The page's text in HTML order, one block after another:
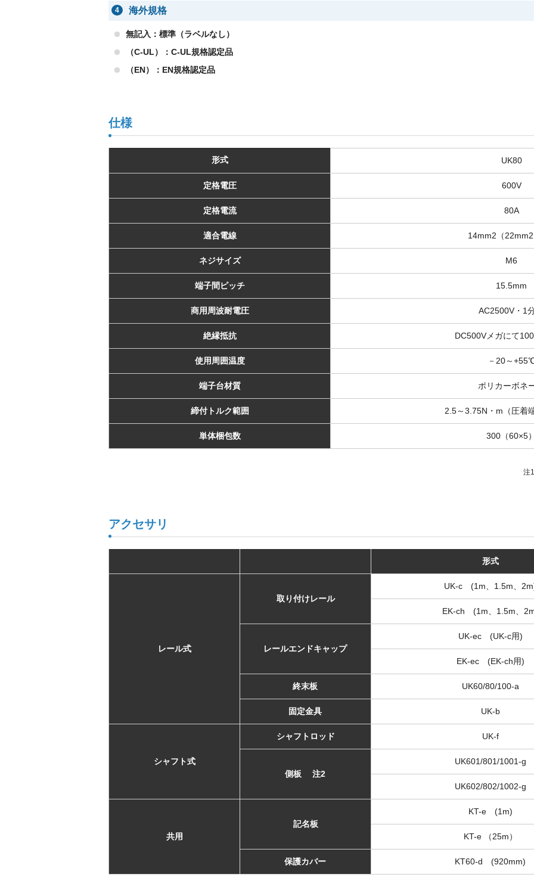
4 海外規格
無記入：標準（ラベルなし）
（C-UL）：C-UL規格認定品
（EN）：EN規格認定品
仕様
形式 UK80
定格電圧 600V
定格電流 80A
適合電線 14mm2（22mm2
ネジサイズ M6
端子間ピッチ 15.5mm
商用周波耐電圧 AC2500V・1
絶縁抵抗 DC500Vメガにて
使用周囲温度 －20～
端子台材質 ポリカーボネ
締付トルク範囲 2.5～3.75N・m（圧着
単体梱包数 300（60×5）
注
アクセサリ
形式
レール式
取り付けレール
UK-c (1m、1.5m、
EK-ch (1m、1.5m、
レールエンドキャップ
UK-ec (UK-c用)
EK-ec (EK-ch用)
終末板 UK60/80/100-a
固定金具 UK-b
シャフト式
シャフトロッド UK-f
側板 注2
UK601/801/1001-g
UK602/802/1002-g
共用
記名板
KT-e (1m)
KT-e （25m）
保護カバー KT60-d (920mm)